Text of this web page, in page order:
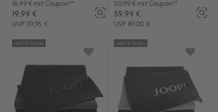
16,99 € mit Coupon**
UVP 39,95 €
19,99 €
50,99 € mit Coupon**
UVP 89,00 €
59,99 €
noch 2 Tag(e) noch 2 Tag(e)